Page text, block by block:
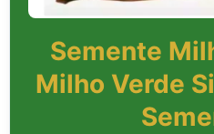
Semente
Milho Verde